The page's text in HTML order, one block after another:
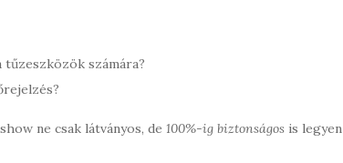
számára?
ne csak látványos, de 100%-ig biztonságos is legyen